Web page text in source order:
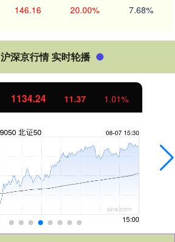
146.16 20.00% 7.68%
沪深京行情 实时轮播
1134.24 11.37 1.01%